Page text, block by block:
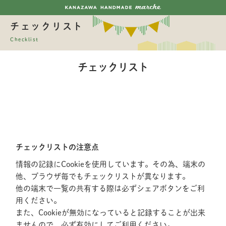
チェックリスト
Checklist
チェックリスト
チェックリストの注意点
情報の記録にCookieを使用しています。その為、端末の
他、ブラウザ毎でもチェックリストが異なります。
他の端末で一覧の共有する際は必ずシェアボタンをご利
用ください。
また、Cookieが無効になっていると記録することが出来